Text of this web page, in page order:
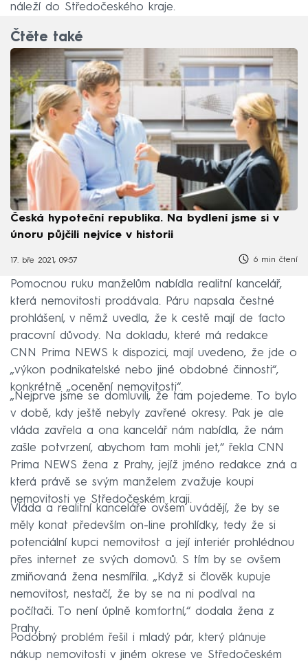
náleží do Středočeského kraje.
Čtěte také
Česká hypoteční republika. Na bydlení jsme si v
únoru půjčili nejvíce v historii
17. bře 2021, 09:57 6 min čtení
Pomocnou ruku manželům nabídla realitní kancelář,
která nemovitosti prodávala. Páru napsala čestné
prohlášení, v němž uvedla, že k cestě mají de facto
pracovní důvody. Na dokladu, které má redakce
CNN Prima NEWS k dispozici, mají uvedeno, že jde o
„výkon podnikatelské nebo jiné obdobné činnosti“,
konkrétně „ocenění nemovitosti“.
„Nejprve jsme se domluvili, že tam pojedeme. To bylo
v době, kdy ještě nebyly zavřené okresy. Pak je ale
vláda zavřela a ona kancelář nám nabídla, že nám
zašle potvrzení, abychom tam mohli jet,“ řekla CNN
Prima NEWS žena z Prahy, jejíž jméno redakce zná a
která právě se svým manželem zvažuje koupi
nemovitosti ve Středočeském kraji.
Vláda a realitní kanceláře ovšem uvádějí, že by se
měly konat především on-line prohlídky, tedy že si
potenciální kupci nemovitost a její interiér prohlédnou
přes internet ze svých domovů. S tím by se ovšem
zmiňovaná žena nesmířila. „Když si člověk kupuje
nemovitost, nestačí, že by se na ni podíval na
počítači. To není úplně komfortní,“ dodala žena z
Prahy.
Podobný problém řešil i mladý pár, který plánuje
nákup nemovitosti v jiném okrese ve Středočeském